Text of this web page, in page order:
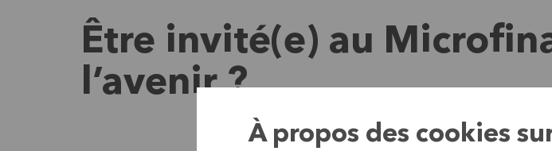
Être invité(e) au
l’avenir ?
À propos des cookies